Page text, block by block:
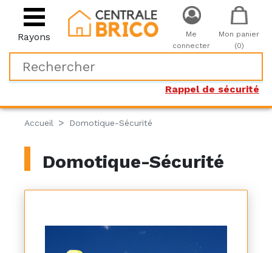
Rayons
Rappel de sécurité
Me
connecter
Mon panier
(0)
Accueil Domotique-Sécurité
Domotique-Sécurité